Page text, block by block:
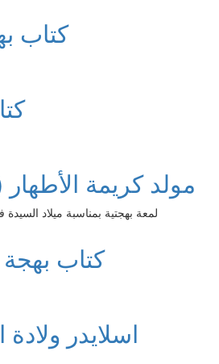
كتاب
مولد كريمة
لمعة بهجتية بمناسبة ميلاد
كتاب بهجة
اسلايدر